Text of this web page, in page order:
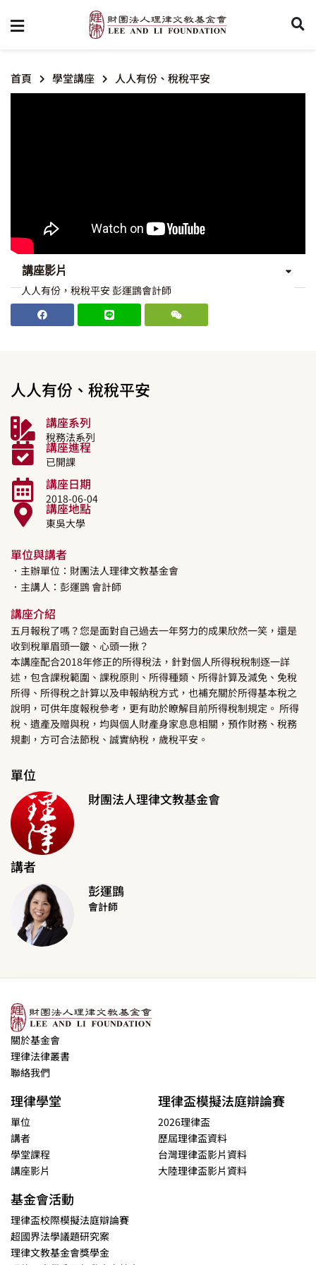
首頁 學堂講座 人人有份、稅稅平安
講座影片
人人有份，稅稅平安 彭運鵾會計師
人人有份、稅稅平安
講座系列
稅務法系列
講座進程
已開課
講座日期
2018-06-04
講座地點
東吳大學
單位與講者
．主辦單位：財團法人理律文教基金會
．主講人： 彭運鵾會計師
講座介紹
五月報稅了嗎？您是面對自己過去一年努力的成果欣然一笑，還是
收到稅單眉頭一皺、心頭一揪？
本講座配合2018年修正的所得稅法，針對個人所得稅稅制逐一詳
述，包含課稅範圍、課稅原則、所得種類、所得計算及減免、免稅
所得、所得稅之計算以及申報納稅方式，也補充關於所得基本稅之
說明，可供年度報稅參考，更有助於瞭解目前所得稅制規定。 所得
稅、遺產及贈與稅，均與個人財產身家息息相關，預作財務、稅務
規劃，方可合法節稅、誠實納稅，歲稅平安。
單位
財團法人理律文教基金會
講者
彭運鵾
會計師
關於基金會
理律法律叢書
聯絡我們
理律學堂
單位
講者
學堂課程
講座影片
理律盃模擬法庭辯論賽
2026理律盃
歷屆理律盃資料
台灣理律盃影片資料
大陸理律盃影片資料
基金會活動
理律盃校際模擬法庭辯論賽
超國界法學議題研究案
理律文教基金會獎學金